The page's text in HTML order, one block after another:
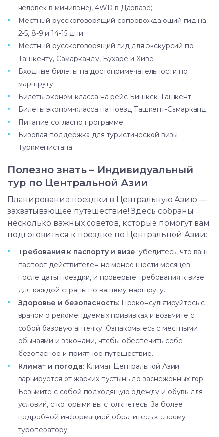
человек в минивэне), 4WD в Дарвазе;
Местный русскоговорящий сопровождающий гид на
2-5, 8-9 и 14-15 дни;
Местный русскоговорящий гид для экскурсий по
Ташкенту, Самарканду, Бухаре и Хиве;
Входные билеты на достопримечательности по
маршруту;
Билеты эконом-класса на рейс Бишкек-Ташкент;
Билеты эконом-класса на поезд Ташкент-Самарканд;
Питание согласно программе;
Визовая поддержка для туристической визы
Туркменистана.
Полезно знать – Индивидуальный
тур по Центральной Азии
Планирование поездки в Центральную Азию —
захватывающее путешествие! Здесь собраны
несколько важных советов, которые помогут вам
подготовиться к поездке по Центральной Азии:
Требования к паспорту и визе: убедитесь, что ваш
паспорт действителен не менее шести месяцев
после даты поездки, и проверьте требования к визе
для каждой страны по вашему маршруту.
Здоровье и безопасность: Проконсультируйтесь с
врачом о рекомендуемых прививках и возьмите с
собой базовую аптечку. Ознакомьтесь с местными
обычаями и законами, чтобы обеспечить себе
безопасное и приятное путешествие.
Климат и погода: Климат Центральной Азии
варьируется от жарких пустынь до заснеженных гор.
Возьмите с собой подходящую одежду и обувь для
условий, с которыми вы столкнетесь. За более
подробной информацией обратитесь к своему
туроператору.